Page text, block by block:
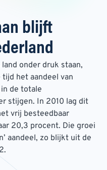
blijft
onder druk staan,
het aandeel van
de totale
stijgen. In 2010 lag dit
vrij besteedbaar
20,3 procent. Die groei
aandeel, zo blijkt uit de